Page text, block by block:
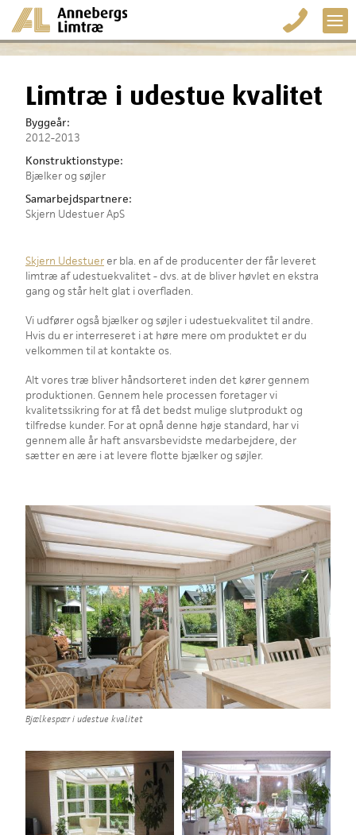
Limtræ i udestue kvalitet
Byggeår:
2012-2013
Konstruktionstype:
Bjælker og søjler
Samarbejdspartnere:
Skjern Udestuer ApS
Skjern Udestuer er bla. en af de producenter der får leveret
limtræ af udestuekvalitet - dvs. at de bliver høvlet en ekstra
gang og står helt glat i overfladen.
Vi udfører også bjælker og søjler i udestuekvalitet til andre.
Hvis du er interreseret i at høre mere om produktet er du
velkommen til at kontakte os.
Alt vores træ bliver håndsorteret inden det kører gennem
produktionen. Gennem hele processen foretager vi
kvalitetssikring for at få det bedst mulige slutprodukt og
tilfredse kunder. For at opnå denne høje standard, har vi
gennem alle år haft ansvarsbevidste medarbejdere, der
sætter en ære i at levere flotte bjælker og søjler.
Bjælkespær i udestue kvalitet